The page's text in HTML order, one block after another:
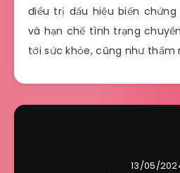
điều trị dấu hiệu biến
và hạn chế tình trạng
tới sức khỏe, cũng như thẩm
13/05/